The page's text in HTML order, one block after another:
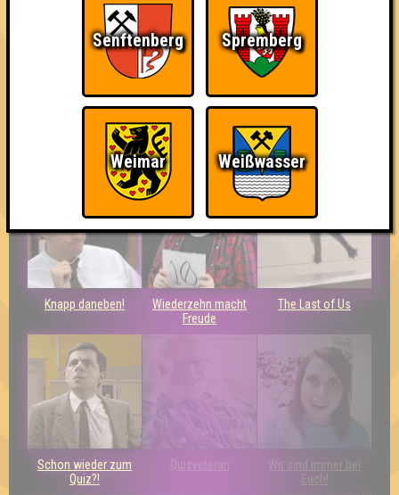
Teil der Oberschicht Eindeutiger Sieg
Knapp daneben!
Wiederzehn macht
Freude
The Last of Us
Schon wieder zum
Quiz?!
Quizveteran
Wir sind immer bei
Euch!
Senftenberg Spremberg
Weimar Weißwasser